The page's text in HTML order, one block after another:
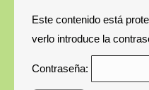
Este contenido está
verlo introduce la
Contraseña: